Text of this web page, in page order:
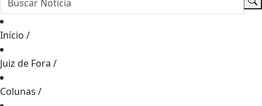
Início /
Juiz de Fora /
Colunas /